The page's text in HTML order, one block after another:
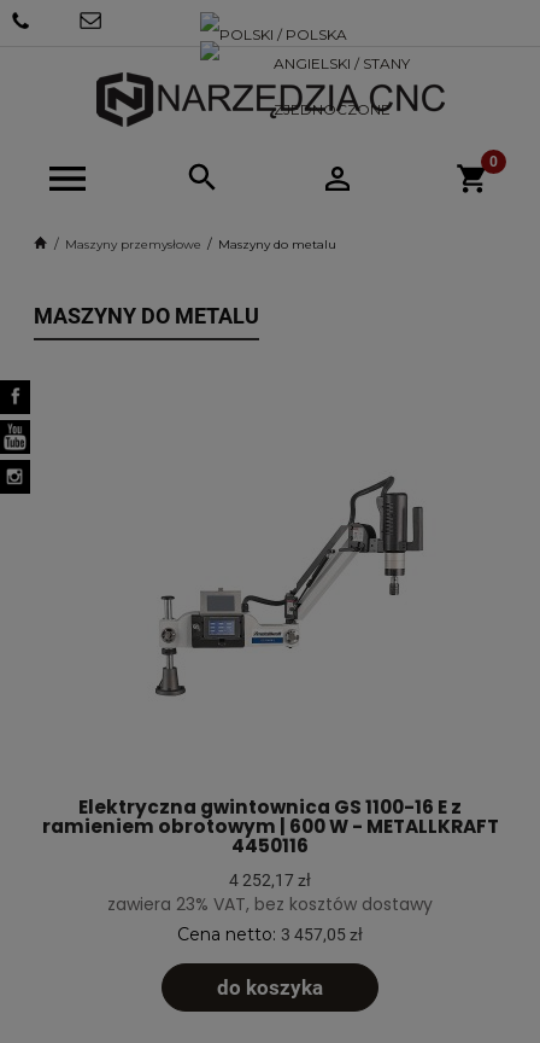
SKLEP@NARZEDZIACNC.PL
Maszyny przemysłowe Maszyny do metalu
MASZYNY DO METALU
Elektryczna gwintownica GS 1100-16 E z
ramieniem obrotowym | 600 W - METALLKRAFT
4450116
4 252,17 zł
zawiera 23% VAT, bez kosztów dostawy
Cena netto: 3 457,05 zł
do koszyka